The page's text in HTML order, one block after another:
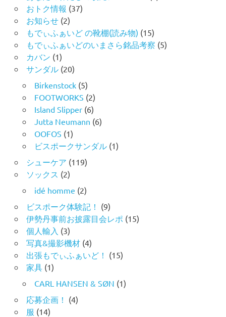
おトク情報 (37)
お知らせ(2)
もでぃふぁいど の靴棚(読み物) (15)
もでぃふぁいどのいまさら銘品考察 (5)
カバン (1)
サンダル(20)
Birkenstock(5)
FOOTWORKS (2)
Island Slipper(6)
Jutta Neumann (6)
OOFOS (1)
ビスポークサンダル(1)
シューケア (119)
ソックス (2)
idé homme (2)
ビスポーク体験記！ (9)
伊勢丹事前お披露目会レポ (15)
個人輸入 (3)
写真&撮影機材(4)
出張もでぃふぁいど！ (15)
家具(1)
CARL HANSEN & SØN (1)
応募企画！ (4)
服 (14)